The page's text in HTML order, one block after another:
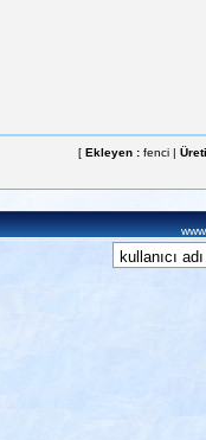
[ Ekleyen : fenci |